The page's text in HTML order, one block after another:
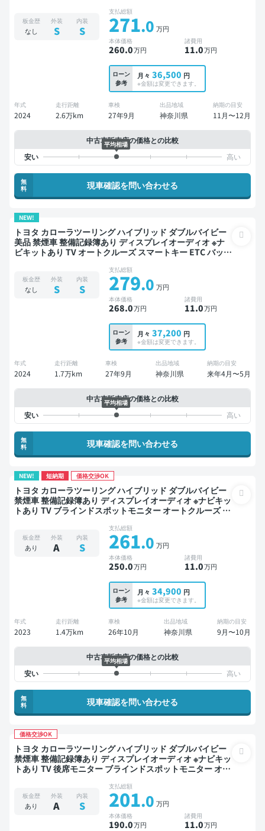
板金歴
なし
外装
S
内装
S
支払総額
271.0 万円
本体価格
260.0万円
諸費用
11.0万円
ローン
参考
月々 36,500 円
※金額は変更できます。
年式
2024
走行距離
2.6万km
車検
27年9月
出品地域
神奈川県
納期の目安
11月〜12月
中古車販売店の価格との比較
平均相場
無
料
現車確認を問い合わせる
NEW!
トヨタ カローラツーリング ハイブリッド ダブルバイビー
美品 禁煙車 整備記録簿あり ディスプレイオーディオ ※ナ
ビキットあり TV オートクルーズ スマートキー ETC バック
板金歴
なし
外装
S
内装
S
支払総額
279.0 万円
本体価格
268.0万円
諸費用
11.0万円
ローン
参考
月々 37,200 円
※金額は変更できます。
年式
2024
走行距離
1.7万km
車検
27年9月
出品地域
神奈川県
納期の目安
来年4月〜5月
中古車販売店の価格との比較
平均相場
無
料
現車確認を問い合わせる
NEW! 短納期 価格交渉OK
トヨタ カローラツーリング ハイブリッド ダブルバイビー
禁煙車 整備記録簿あり ディスプレイオーディオ ※ナビキッ
トあり TV ブラインドスポットモニター オートクルーズ ス
板金歴
あり
外装
A
内装
S
支払総額
261.0 万円
本体価格
250.0万円
諸費用
11.0万円
ローン
参考
月々 34,900 円
※金額は変更できます。
年式
2023
走行距離
1.4万km
車検
26年10月
出品地域
神奈川県
納期の目安
9月〜10月
中古車販売店の価格との比較
平均相場
無
料
現車確認を問い合わせる
価格交渉OK
トヨタ カローラツーリング ハイブリッド ダブルバイビー
禁煙車 整備記録簿あり ディスプレイオーディオ ※ナビキッ
トあり TV 後席モニター ブラインドスポットモニター オー
板金歴
あり
外装
A
内装
S
支払総額
201.0 万円
本体価格
190.0万円
諸費用
11.0万円